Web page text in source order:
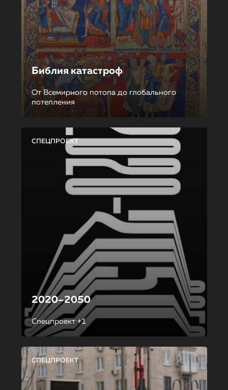
Библия катастроф
От Всемирного потопа до глобального
потепления
СПЕЦПРОЕКТ
2020–2050
Спецпроект +1
СПЕЦПРОЕКТ